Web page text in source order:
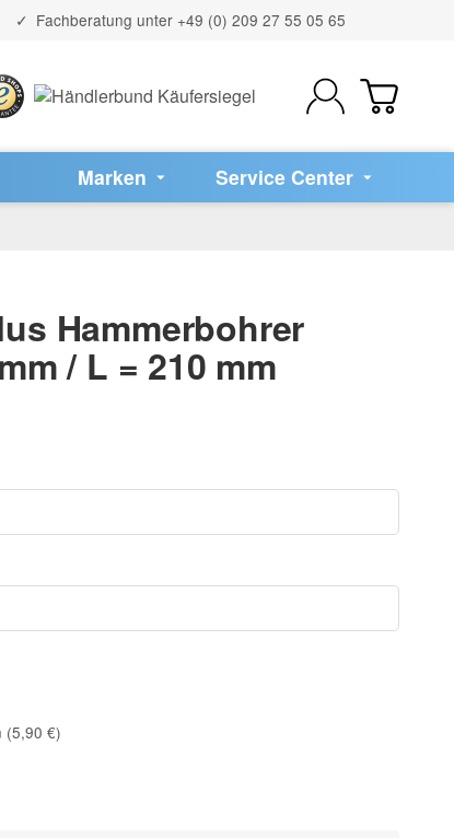
Fachberatung unter +49 (0) 209 27 55 05 65
Marken Service Center
Hammerbohrer
/ L = 210 mm
(5,90 €)